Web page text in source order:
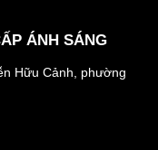
ÁNH SÁNG
Hữu Cảnh, phường